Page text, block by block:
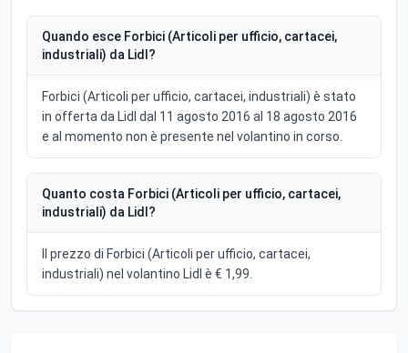
Quando esce Forbici (Articoli per ufficio, cartacei,
industriali) da Lidl?
Forbici (Articoli per ufficio, cartacei, industriali) è stato
in offerta da Lidl dal 11 agosto 2016 al 18 agosto 2016
e al momento non è presente nel volantino in corso.
Quanto costa Forbici (Articoli per ufficio, cartacei,
industriali) da Lidl?
Il prezzo di Forbici (Articoli per ufficio, cartacei,
industriali) nel volantino Lidl è € 1,99.